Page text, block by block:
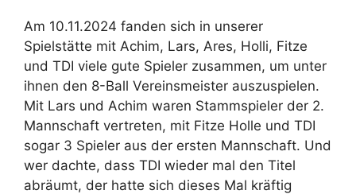
Am 10.11.2024 fanden sich in unserer
Spielstätte mit Achim, Lars, Ares, Holli, Fitze
und TDI viele gute Spieler zusammen, um unter
ihnen den 8-Ball Vereinsmeister auszuspielen.
Mit Lars und Achim waren Stammspieler der 2.
Mannschaft vertreten, mit Fitze Holle und TDI
sogar 3 Spieler aus der ersten Mannschaft. Und
wer dachte, dass TDI wieder mal den Titel
abräumt, der hatte sich dieses Mal kräftig